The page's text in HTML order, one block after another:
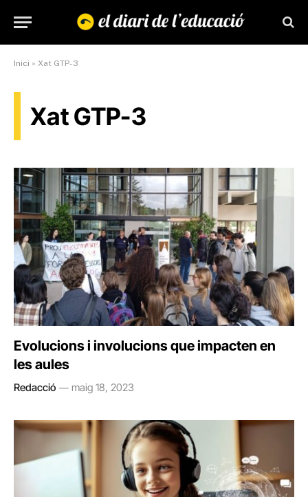
Inici » Xat GTP-3
Xat GTP-3
Evolucions i involucions que impacten en
les aules
Redacció maig 18, 2023